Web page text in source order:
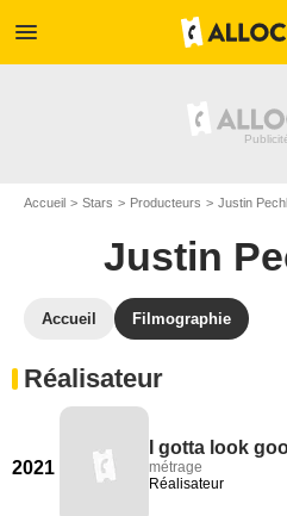
menu
Accueil Stars Producteurs Justin
Justin
Accueil Filmographie
Réalisateur
2021
I gotta look
métrage
Réalisateur